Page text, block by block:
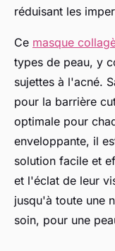
réduisant les
Ce masque
types de peau, y
sujettes à l'acné.
pour la barrière
optimale pour
enveloppante, il
solution facile et
et l'éclat de leur
jusqu'à toute une
soin, pour une